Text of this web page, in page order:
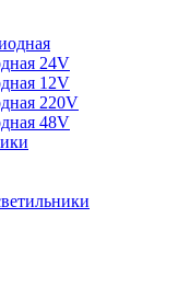
24V
12V
220V
48V